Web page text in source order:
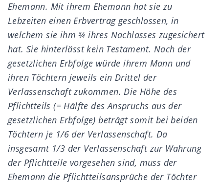
Ehemann. Mit ihrem Ehemann hat sie zu
Lebzeiten einen Erbvertrag geschlossen, in
welchem sie ihm ¾ ihres Nachlasses zugesichert
hat. Sie hinterlässt kein Testament. Nach der
gesetzlichen Erbfolge würde ihrem Mann und
ihren Töchtern jeweils ein Drittel der
Verlassenschaft zukommen.Die Höhe des
Pflichtteils (= Hälfte des Anspruchs aus der
gesetzlichen Erbfolge) beträgt somit bei beiden
Töchtern je 1/6 der Verlassenschaft. Da
insgesamt 1/3 der Verlassenschaft zur Wahrung
der Pflichtteile vorgesehen sind, muss der
Ehemann die Pflichtteilsansprüche der Töchter